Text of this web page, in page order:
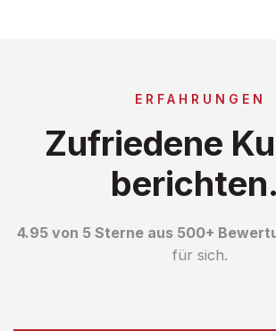
ERFAHRUNGEN
Zufriedene
4.95 von 5 Sterne aus 500+
für sich.